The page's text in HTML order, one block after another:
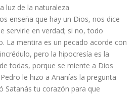
luz de la naturaleza
enseña que hay un Dios, nos dice
servirle en verdad; si no, todo
La mentira es un pecado acorde con
pero la hipocresía es la
todas, porque se miente a Dios
le hizo a Ananías la pregunta
Satanás tu corazón para que